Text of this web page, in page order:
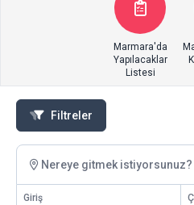
Marmara'da
Yapılacaklar
Listesi
Filtreler
Nereye gitmek istiyorsunuz?
Giriş